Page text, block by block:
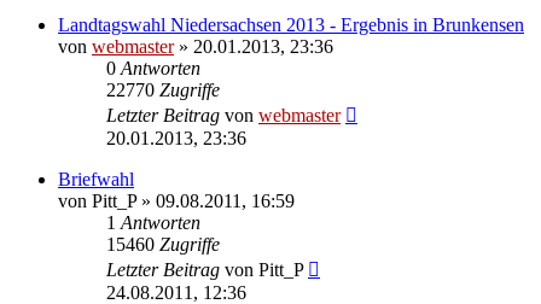
Landtagswahl Niedersachsen 2013 - Ergebnis in Brunkensen
von webmaster» 20.01.2013, 23:36
0 Antworten
22770 Zugriffe
Letzter Beitrag von webmaster
20.01.2013, 23:36
Briefwahl
von Pitt_P» 09.08.2011, 16:59
1 Antworten
15460 Zugriffe
Letzter Beitrag von Pitt_P
24.08.2011, 12:36